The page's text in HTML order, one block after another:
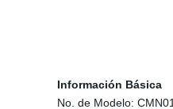
Información Básica
No. de Modelo: CMN01